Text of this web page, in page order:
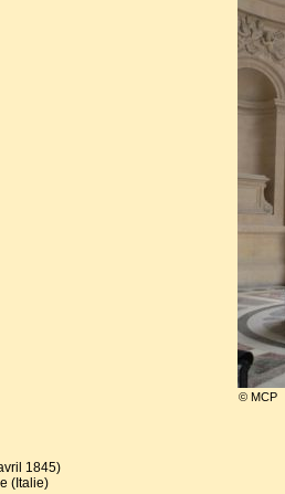
© MCP
1845)
(Italie)
de
capitale, faute
En pleine
Cents-Jours, il
de
l’Empire, cet
bien public qui
aux
1832.